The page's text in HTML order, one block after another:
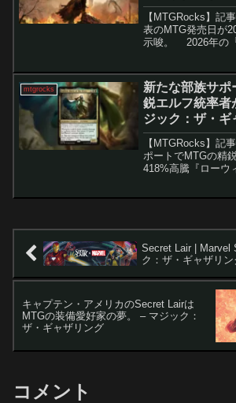
【MTGRocks】記
表のMTG発売日が
示唆。 2026年の
な状態です。現在
の...
mtgrocks
新たな部族サポ
鋭エルフ統率者
ジック：ザ・ギ
【MTGRocks】記
ポートでMTGの精
418%高騰『ローウ
Secret Lair | Marvel
ク：ザ・ギャザリン
キャプテン・アメリカのSecret Lairは
MTGの装備愛好家の夢。 – マジック：
ザ・ギャザリング
コメント